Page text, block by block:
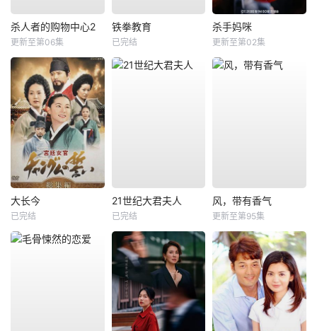
杀人者的购物中心2
更新至第06集
铁拳教育
已完结
杀手妈咪
更新至第02集
大长今
已完结
21世纪大君夫人
已完结
风，带有香气
更新至第95集